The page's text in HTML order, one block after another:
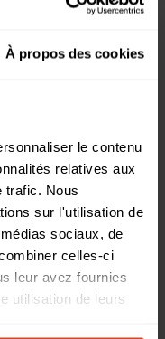
À propos des cookies
le contenu
relatives aux
trafic. Nous
sur l'utilisation de
sociaux, de
celles-ci
leur avez fournies
utilisation de leurs
INOGENI USB
système de
de vidéoconférence
Q-SYS et Barco.
– faites votre
avec leTOGGLE et le
appareils et